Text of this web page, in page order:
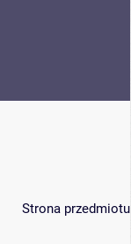
Strona przedmiotu